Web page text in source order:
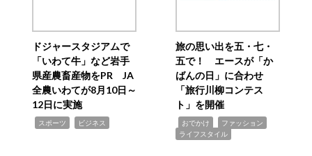
ドジャースタジアムで
「いわて牛」など岩手
県産農畜産物をPR JA
全農いわてが8月10日～
12日に実施
スポーツ ビジネス
旅の思い出を五・七・
五で！ エースが「か
ばんの日」に合わせ
「旅行川柳コンテス
ト」を開催
おでかけ ファッション
ライフスタイル